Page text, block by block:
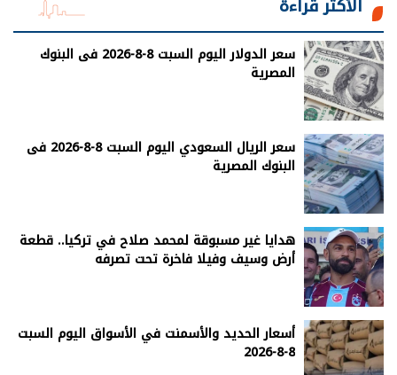
سعر الدولار اليوم السبت 8-8-2026 فى البنوك
المصرية
سعر الريال السعودي اليوم السبت 8-8-2026 فى
البنوك المصرية
هدايا غير مسبوقة لمحمد صلاح في تركيا.. قطعة
أرض وسيف وفيلا فاخرة تحت تصرفه
أسعار الحديد والأسمنت في الأسواق اليوم السبت
8-8-2026